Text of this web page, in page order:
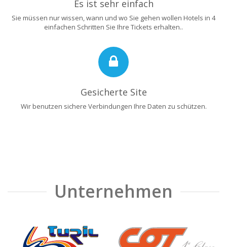
Es ist sehr einfach
Sie müssen nur wissen, wann und wo Sie gehen wollen Hotels in 4
einfachen Schritten Sie Ihre Tickets erhalten..
Gesicherte Site
Wir benutzen sichere Verbindungen Ihre Daten zu schützen.
Unternehmen
❮ ❯